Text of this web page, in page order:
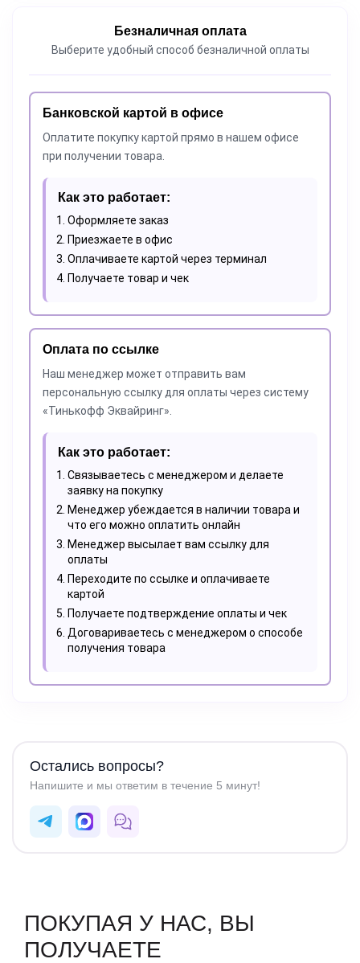
Безналичная оплата
Выберите удобный способ безналичной оплаты
Банковской картой в офисе
Оплатите покупку картой прямо в нашем офисе
при получении товара.
Как это работает:
Оформляете заказ
Приезжаете в офис
Оплачиваете картой через терминал
Получаете товар и чек
Оплата по ссылке
Наш менеджер может отправить вам
персональную ссылку для оплаты через систему
«Тинькофф Эквайринг».
Как это работает:
Связываетесь с менеджером и делаете
заявку на покупку
Менеджер убеждается в наличии товара и
что его можно оплатить онлайн
Менеджер высылает вам ссылку для
оплаты
Переходите по ссылке и оплачиваете
картой
Получаете подтверждение оплаты и чек
Договариваетесь с менеджером о способе
получения товара
Остались вопросы?
Напишите и мы ответим в течение 5 минут!
ПОКУПАЯ У НАС, ВЫ
ПОЛУЧАЕТЕ